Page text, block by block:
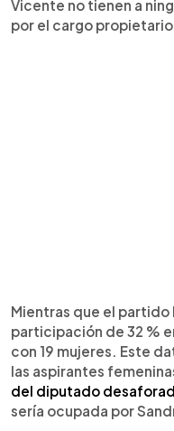
Vicente no tienen a
por el cargo
Mientras que el partido
participación de 32 %
con 19 mujeres. Este
las aspirantes
del diputado
sería ocupada por